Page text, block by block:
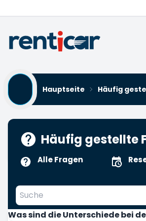
Hauptseite
Häufig
Häufig gestellte
Alle Fragen
Was sind die Unterschiede bei